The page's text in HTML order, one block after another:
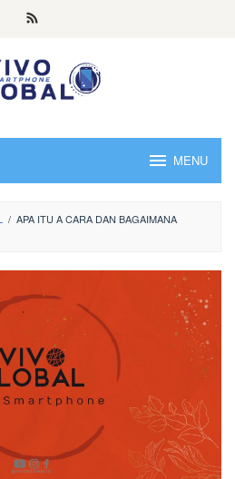
MENU
/ APA ITU A CARA DAN BAGAIMANA